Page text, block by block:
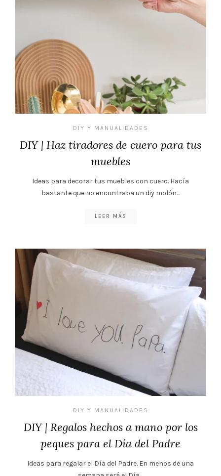
DIY Y MANUALIDADES
DIY | Haz tiradores de cuero para tus
muebles
Ideas para decorar tus muebles con cuero. Hacía
bastante que no encontraba un diy molón…
LEER MÁS
DIY Y MANUALIDADES
DIY | Regalos hechos a mano por los
peques para el Día del Padre
Ideas para regalar el Día del Padre. En menos de una